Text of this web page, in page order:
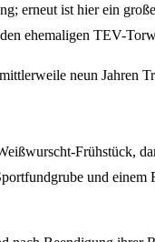
erneut ist hier ein
ehemaligen TEV-
neun
Frühstück,
und